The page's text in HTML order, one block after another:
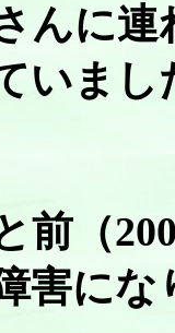
んに
いまし
前（
害に